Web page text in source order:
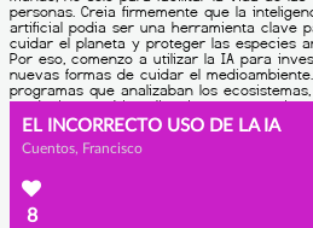
EL INCORRECTO USO DE LA IA
Cuentos, Francisco
8